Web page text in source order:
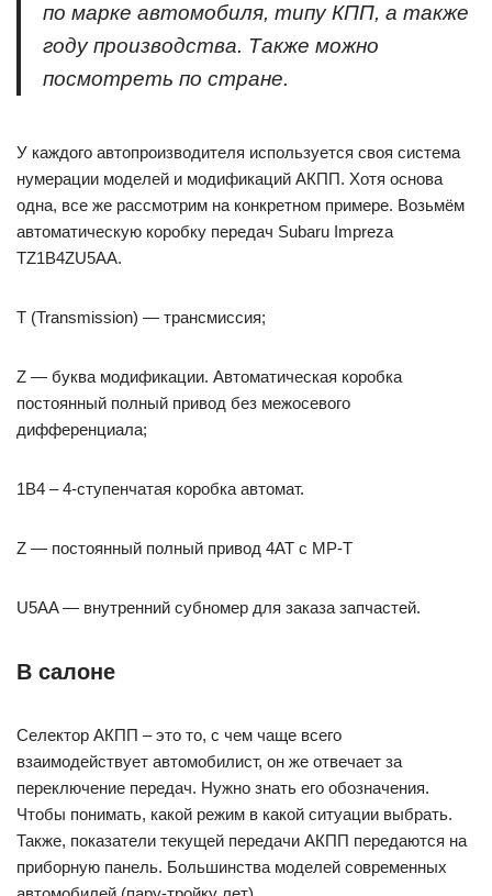
по марке автомобиля, типу КПП, а также
году производства. Также можно
посмотреть по стране.
У каждого автопроизводителя используется своя система
нумерации моделей и модификаций АКПП. Хотя основа
одна, все же рассмотрим на конкретном примере. Возьмём
автоматическую коробку передач Subaru Impreza
TZ1B4ZU5AA.
T (Transmission) — трансмиссия;
Z — буква модификации. Автоматическая коробка
постоянный полный привод без межосевого
дифференциала;
1B4 – 4-ступенчатая коробка автомат.
Z — постоянный полный привод 4АТ с МР-Т
U5AA — внутренний субномер для заказа запчастей.
В салоне
Селектор АКПП – это то, с чем чаще всего
взаимодействует автомобилист, он же отвечает за
переключение передач. Нужно знать его обозначения.
Чтобы понимать, какой режим в какой ситуации выбрать.
Также, показатели текущей передачи АКПП передаются на
приборную панель. Большинства моделей современных